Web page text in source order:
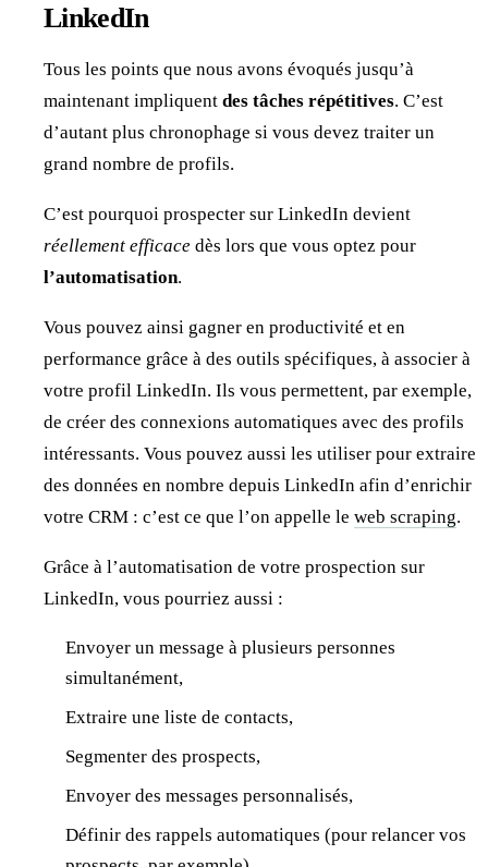
LinkedIn
Tous les points que nous avons évoqués jusqu’à
maintenant impliquent des tâches répétitives. C’est
d’autant plus chronophage si vous devez traiter un
grand nombre de profils.
C’est pourquoi prospecter sur LinkedIn devient
réellement efficace dès lors que vous optez pour
l’automatisation.
Vous pouvez ainsi gagner en productivité et en
performance grâce à des outils spécifiques, à associer à
votre profil LinkedIn. Ils vous permettent, par exemple,
de créer des connexions automatiques avec des profils
intéressants. Vous pouvez aussi les utiliser pour extraire
des données en nombre depuis LinkedIn afin d’enrichir
votre CRM : c’est ce que l’on appelle le web scraping.
Grâce à l’automatisation de votre prospection sur
LinkedIn, vous pourriez aussi :
Envoyer un message à plusieurs personnes
simultanément,
Extraire une liste de contacts,
Segmenter des prospects,
Envoyer des messages personnalisés,
Définir des rappels automatiques (pour relancer vos